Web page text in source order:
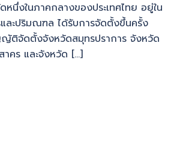
หนึ่งในภาคกลางของประเทศไทย อยู่ใน
ละปริมณฑล ได้รับการจัดตั้งขึ้นครั้ง
ติจัดตั้งจังหวัดสมุทรปราการ จังหวัด
คร และจังหวัด […]